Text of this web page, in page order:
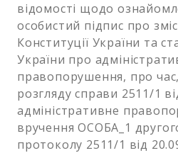
відомості щодо
особистий підпис про
Конституції України та
України про
правопорушення, про
розгляду справи 2511/1
адміністративне
вручення ОСОБА_1
протоколу 2511/1 від